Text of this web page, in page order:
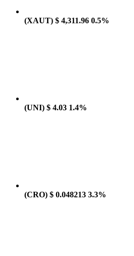
(XAUT) $ 4,311.96 0.5%
(UNI) $ 4.03 1.4%
(CRO) $ 0.048213 3.3%